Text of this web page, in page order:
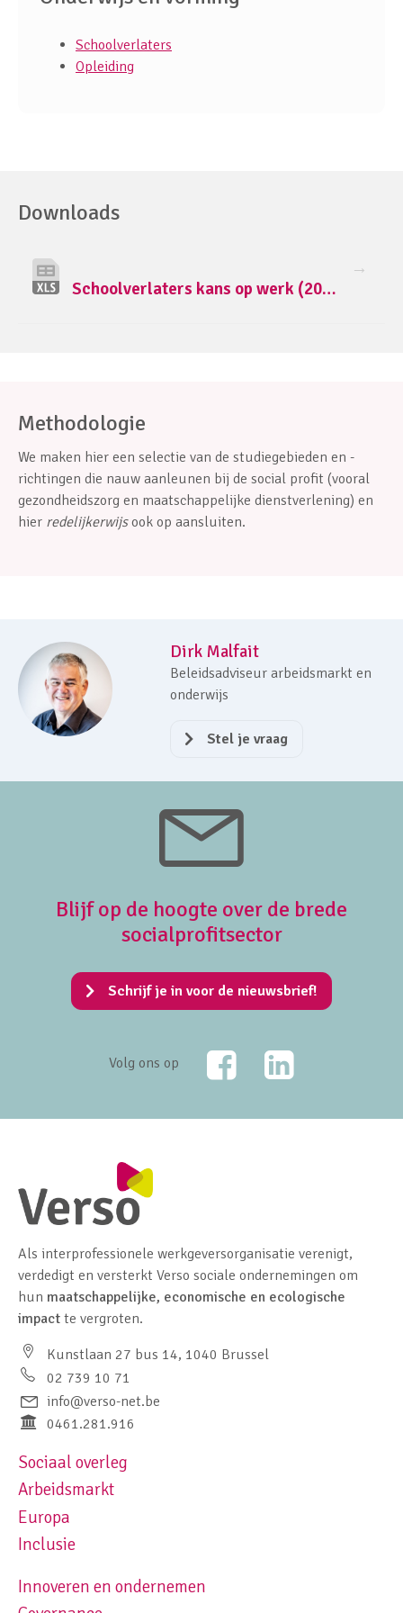
Schoolverlaters
Opleiding
Downloads
Schoolverlaters kans op werk (2024).xlsx
Methodologie
We maken hier een selectie van de studiegebieden en -
richtingen die nauw aanleunen bij de social profit (vooral
gezondheidszorg en maatschappelijke dienstverlening) en
hier redelijkerwijsook op aansluiten.
Dirk Malfait
Beleidsadviseur arbeidsmarkt en
onderwijs
Stel je vraag
Blijf op de hoogte over de brede
socialprofitsector
Schrijf je in voor de nieuwsbrief!
Volg ons op
FacebookLinkedIn
Als interprofessionele werkgeversorganisatie verenigt,
verdedigt en versterkt Verso sociale ondernemingen om
hun maatschappelijke, economische en ecologische
impact te vergroten.
Kunstlaan 27 bus 14, 1040 Brussel
02 739 10 71
info@verso-net.be
0461.281.916
Footer navigation left
Sociaal overleg
Arbeidsmarkt
Europa
Inclusie
Footer navigation right
Innoveren en ondernemen